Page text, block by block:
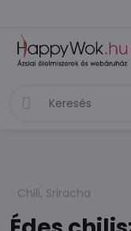
Chili, Sriracha